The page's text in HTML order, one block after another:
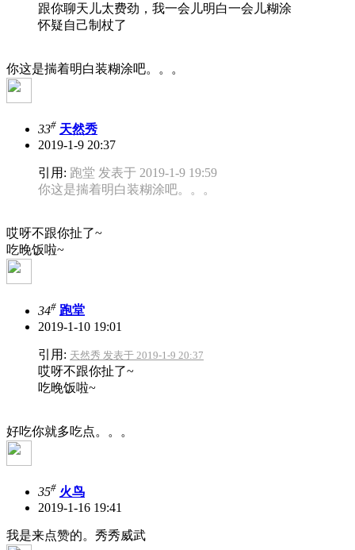
跟你聊天儿太费劲，我一会儿明白一会儿糊涂
怀疑自己制杖了
你这是揣着明白装糊涂吧。。。
33# 天然秀
2019-1-9 20:37
引用: 跑堂 发表于 2019-1-9 19:59
你这是揣着明白装糊涂吧。。。
哎呀不跟你扯了~
吃晚饭啦~
34# 跑堂
2019-1-10 19:01
引用: 天然秀 发表于 2019-1-9 20:37
哎呀不跟你扯了~
吃晚饭啦~
好吃你就多吃点。。。
35# 火鸟
2019-1-16 19:41
我是来点赞的。秀秀威武